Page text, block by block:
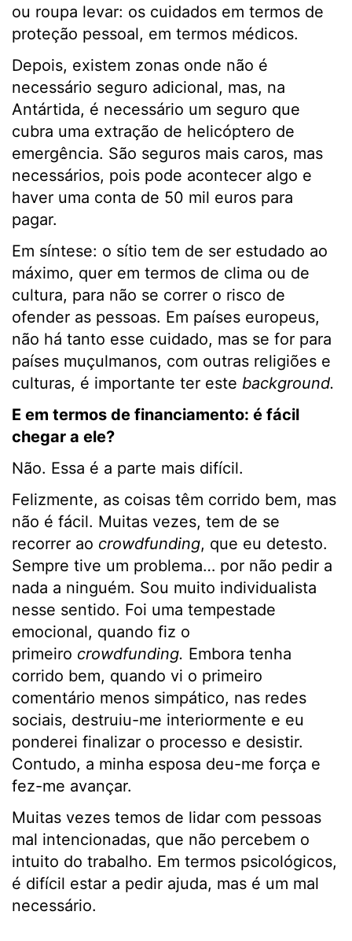
ou roupa levar: os cuidados em termos de
proteção pessoal, em termos médicos.
Depois, existem zonas onde não é
necessário seguro adicional, mas, na
Antártida, é necessário um seguro que
cubra uma extração de helicóptero de
emergência. São seguros mais caros, mas
necessários, pois pode acontecer algo e
haver uma conta de 50 mil euros para
pagar.
Em síntese: o sítio tem de ser estudado ao
máximo, quer em termos de clima ou de
cultura, para não se correr o risco de
ofender as pessoas. Em países europeus,
não há tanto esse cuidado, mas se for para
países muçulmanos, com outras religiões e
culturas, é importante ter este background.
E em termos de financiamento: é fácil
chegar a ele?
Não. Essa é a parte mais difícil.
Felizmente, as coisas têm corrido bem, mas
não é fácil. Muitas vezes, tem de se
recorrer ao crowdfunding, que eu detesto.
Sempre tive um problema… por não pedir a
nada a ninguém. Sou muito individualista
nesse sentido. Foi uma tempestade
emocional, quando fiz o
primeiro crowdfunding. Embora tenha
corrido bem, quando vi o primeiro
comentário menos simpático, nas redes
sociais, destruiu-me interiormente e eu
ponderei finalizar o processo e desistir.
Contudo, a minha esposa deu-me força e
fez-me avançar.
Muitas vezes temos de lidar com pessoas
mal intencionadas, que não percebem o
intuito do trabalho. Em termos psicológicos,
é difícil estar a pedir ajuda, mas é um mal
necessário.